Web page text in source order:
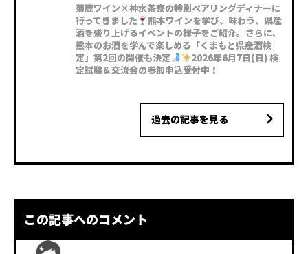
菊鹿ワイン×神水茶寮の特別ペアリングディナーに
行ってきました
熊本ワインを学び、味わう、県産
酒を盛り上げるイベントの様子をご紹介。さらに、
熊本のお酒を学んで楽しめる「くまもと県産酒検
定」第2回の開催も決定
2026年6月7日(日) 検
定試験＆交流会の参加申込受付中！
過去の記事を見る
この記事へのコメント